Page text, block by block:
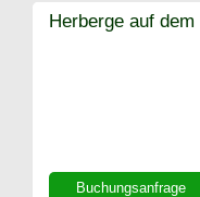
Buchungsanfrage
Herberge auf dem